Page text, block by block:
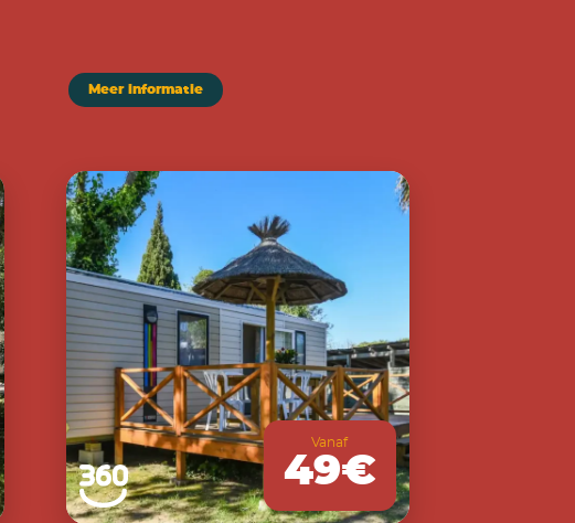
Meer informatie
Vanaf
49€